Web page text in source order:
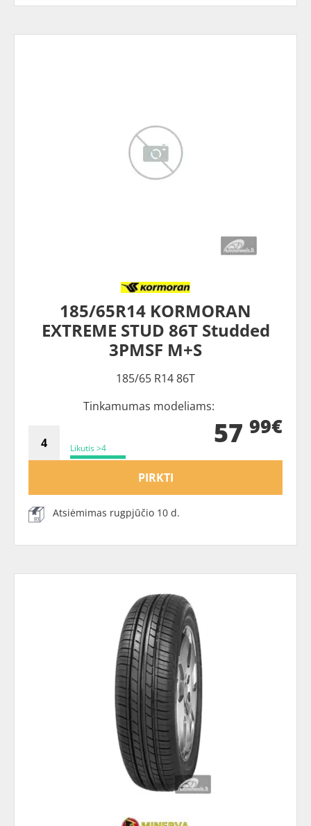
185/65R14 KORMORAN
EXTREME STUD 86T Studded
3PMSF M+S
185/65 R14 86T
Tinkamumas modeliams:
Likutis >4 57 99€
PIRKTI
Atsiėmimas rugpjūčio 10 d.